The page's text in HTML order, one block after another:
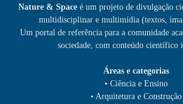
Nature & Spaceé um projeto de divulgação
multidisciplinar e multimídia (textos,
Um portal de referência para a comunidade
sociedade, com conteúdo científico
Áreas e categorias
• Ciência e Ensino
• Arquitetura e Construção